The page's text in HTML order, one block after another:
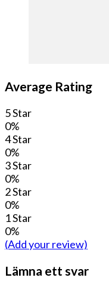
Average Rating
5 Star
0%
4 Star
0%
3 Star
0%
2 Star
0%
1 Star
0%
(Add your review)
Lämna ett svar